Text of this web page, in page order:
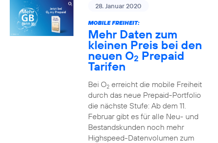
28. Januar 2020
MOBILE FREIHEIT:
Mehr Daten zum
kleinen Preis bei den
neuen O2 Prepaid
Tarifen
Bei O2erreicht die mobile Freiheit
durch das neue Prepaid-Portfolio
die nächste Stufe: Ab dem 11.
Februar gibt es für alle Neu- und
Bestandskunden noch mehr
Highspeed-Datenvolumen zum